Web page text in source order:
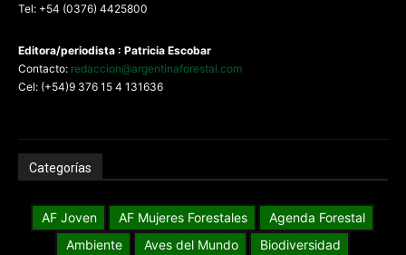
Tel: +54 (0376) 4425800
Editora/periodista : Patricia Escobar
Contacto: redaccion@argentinaforestal.com
Cel: (+54)9 376 15 4 131636
Categorías
AF Joven AF Mujeres Forestales
Agenda Forestal
Ambiente
Aves del Mundo
Biodiversidad